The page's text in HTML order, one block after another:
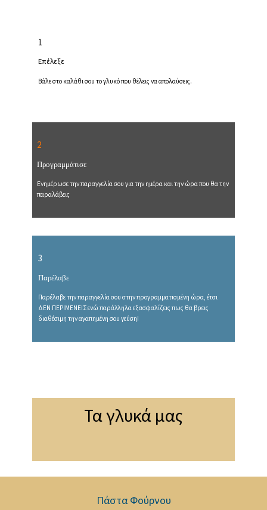
1
Επέλεξε
Βάλε στο καλάθι σου το γλυκό που θέλεις να απολαύσεις.
2
Προγραμμάτισε
Ενημέρωσε την παραγγελία σου για την ημέρα και την ώρα που θα την
παραλάβεις
3
Παρέλαβε
Παρέλαβε την παραγγελία σου στην προγραμματισμένη ώρα, έτσι
ΔΕΝ ΠΕΡΙΜΕΝΕΙΣ ενώ παράλληλα εξασφαλίζεις πως θα βρεις
διαθέσιμη την αγαπημένη σου γεύση!
Τα γλυκά μας
Πάστα Φούρνου